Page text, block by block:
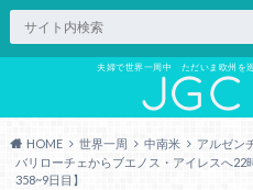
夫婦で世界一周中 ただいま欧州を
HOME 世界一周 中南米
アルゼン
バリローチェからブエノス・アイレスへ
358~9日目】